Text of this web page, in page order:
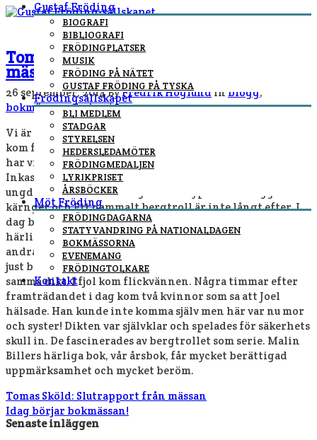
Gustaf Fröding
BIOGRAFI
BIBLIOGRAFI
FRÖDINGPLATSER
MUSIK
FRÖDING PÅ NÄTET
GUSTAF FRÖDING PÅ TYSKA
Frödingsällskapet
BLI MEDLEM
STADGAR
STYRELSEN
HEDERSLEDAMÖTER
FRÖDINGMEDALJEN
LYRIKPRISET
ÅRSBÖCKER
Möt Fröding
FRÖDINGDAGARNA
STATYVANDRING PÅ NATIONALDAGEN
BOKMÄSSORNA
EVENEMANG
FRÖDINGTOLKARE
Kontakt
Tomas Sköld: Rapport dag 1 och 2 på
mässan
26 september, 2014ByFredrik Höglund In blogg,
bokmässa,nyheter/
Vi är i gång. Redan på spårvagnen i går på väg till mässan
kom första önskningen att levereras senare. På två dagar
har vi (Barbro, Ulf, Staffan och jag läst) 194 dikter.
Inkastaren Anders är högeffektiv. I topp ligger I
ungdomen med 16 läsningar men Nypenrosa skuggar. Tre
kärnger och Ett gammalt bergtroll är inte långt efter. I
dag berättade berättade jag på DELSscenen om alla
härliga möten under åren i montern. Jag nämnde bland
andra Joel som besökte oss för flera år sedan för att höra
just bergtrollet. Året därpå kom kompisar för att få höra
samma dikt. I fjol kom flickvännen. Några timmar efter
framträdandet i dag kom två kvinnor som sa att Joel
hälsade. Han kunde inte komma själv men här var nu mor
och syster! Dikten var självklar och spelades för säkerhets
skull in. De fascinerades av bergtrollet som serie. Malin
Billers härliga bok, vår årsbok, får mycket berättigad
uppmärksamhet och mycket beröm.
Tomas Sköld: Slutrapport från mässan
Idag börjar bokmässan!
Senaste inläggen